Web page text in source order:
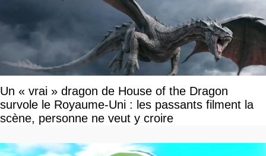
Un « vrai » dragon de House of the Dragon
survole le Royaume-Uni : les passants filment la
scène, personne ne veut y croire